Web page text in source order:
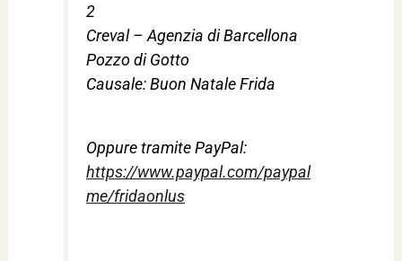
2
Creval – Agenzia di Barcellona
Pozzo di Gotto
Causale: Buon Natale Frida
Oppure tramite PayPal:
https://www.paypal.com/paypal
me/fridaonlus